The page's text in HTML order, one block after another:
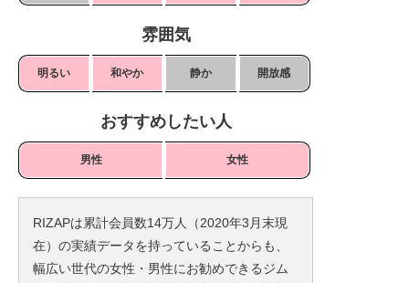
雰囲気
明るい 和やか 静か 開放感
おすすめしたい人
男性 女性
RIZAPは累計会員数14万人（2020年3月末現
在）の実績データを持っていることからも、
幅広い世代の女性・男性にお勧めできるジム